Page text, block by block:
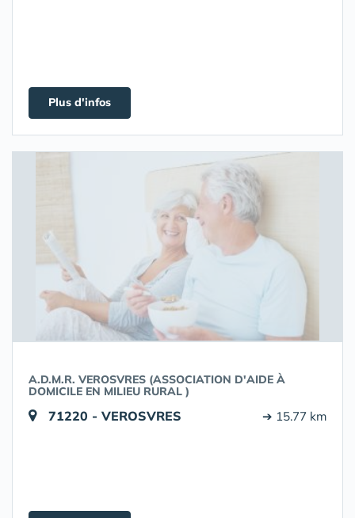
Plus d'infos
A.D.M.R. VEROSVRES (ASSOCIATION D'AIDE À
DOMICILE EN MILIEU RURAL )
71220 - VEROSVRES ➔ 15.77 km